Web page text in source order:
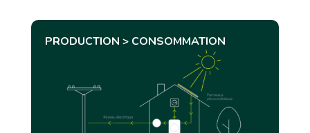
PRODUCTION > CONSOMMATION